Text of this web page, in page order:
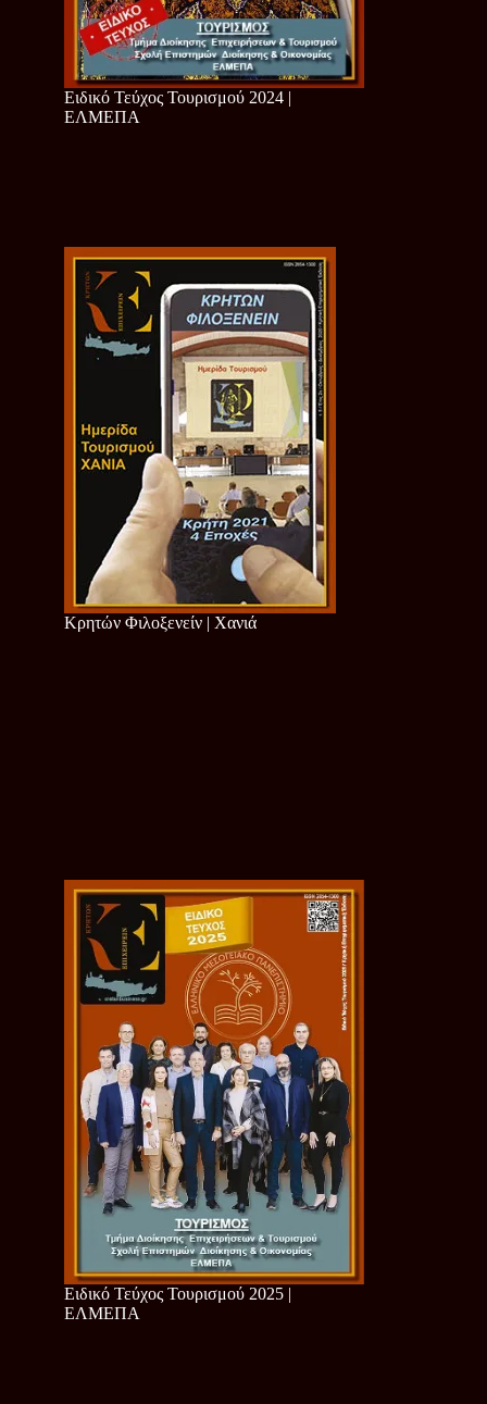
Ειδικό Τεύχος Τουρισμού 2024 |
ΕΛΜΕΠΑ
Κρητών Φιλοξενείν | Χανιά
Ειδικό Τεύχος Τουρισμού 2025 |
ΕΛΜΕΠΑ